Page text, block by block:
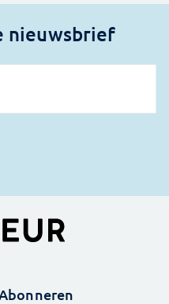
nieuwsbrief
Abonneren